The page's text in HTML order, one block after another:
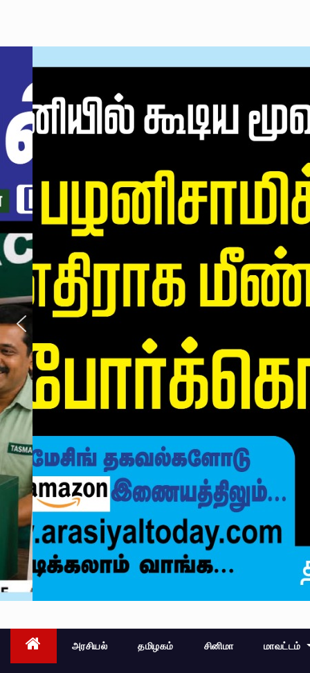
அரசியல் தமிழகம் சினிமா மாவட்டம்